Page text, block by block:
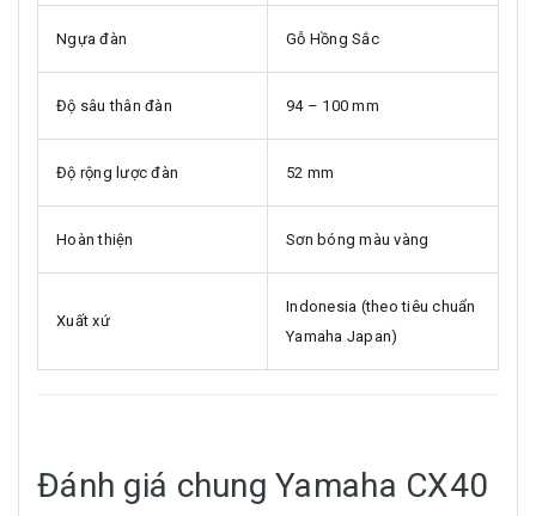
Ngựa đàn Gỗ Hồng Sắc
Độ sâu thân đàn 94 – 100 mm
Độ rộng lược đàn 52 mm
Hoàn thiện Sơn bóng màu vàng
Xuất xứ
Indonesia (theo tiêu chuẩn
Yamaha Japan)
Đánh giá chung Yamaha CX40